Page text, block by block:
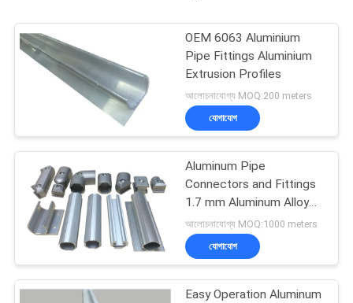
OEM 6063 Aluminium
Pipe Fittings Aluminium
Extrusion Profiles
আলোচনাযোগ্য MOQ:200 meters
যোগাযোগ
Aluminum Pipe
Connectors and Fittings
1.7 mm Aluminum Alloy
Tube
আলোচনাযোগ্য MOQ:1000 meters
যোগাযোগ
Easy Operation Aluminum